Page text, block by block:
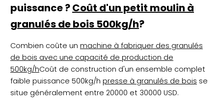
puissance ?Coût d'un petit moulin à
granulés de bois 500kg/h?
Combien coûte un machine à fabriquer des granulés
de bois avec une capacité de production de
500kg/hCoût de construction d'un ensemble complet
faible puissance 500kg/h presse à granulés de bois se
situe généralement entre 20000 et 30000 USD.